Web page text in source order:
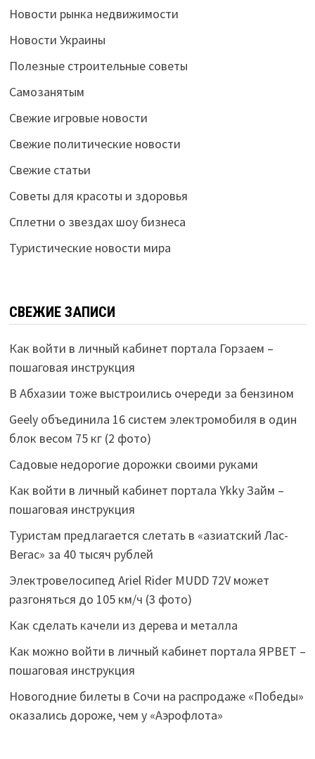
Новости рынка недвижимости
Новости Украины
Полезные строительные советы
Самозанятым
Свежие игровые новости
Свежие политические новости
Свежие статьи
Советы для красоты и здоровья
Сплетни о звездах шоу бизнеса
Туристические новости мира
СВЕЖИЕ ЗАПИСИ
Как войти в личный кабинет портала Горзаем –
пошаговая инструкция
В Абхазии тоже выстроились очереди за бензином
Geely объединила 16 систем электромобиля в один
блок весом 75 кг (2 фото)
Садовые недорогие дорожки своими руками
Как войти в личный кабинет портала Ykky Займ –
пошаговая инструкция
Туристам предлагается слетать в «азиатский Лас-
Вегас» за 40 тысяч рублей
Электровелосипед Ariel Rider MUDD 72V может
разгоняться до 105 км/ч (3 фото)
Как сделать качели из дерева и металла
Как можно войти в личный кабинет портала ЯРВЕТ –
пошаговая инструкция
Новогодние билеты в Сочи на распродаже «Победы»
оказались дороже, чем у «Аэрофлота»